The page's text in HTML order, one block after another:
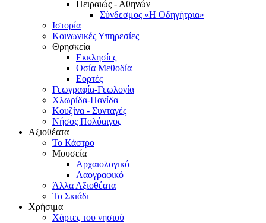
Πειραιώς - Αθηνών
Σύνδεσμος «Η Οδηγήτρια»
Ιστορία
Κοινωνικές Υπηρεσίες
Θρησκεία
Εκκλησίες
Οσία Μεθοδία
Εορτές
Γεωγραφία-Γεωλογία
Χλωρίδα-Πανίδα
Κουζίνα - Συνταγές
Νήσος Πολύαιγος
Αξιοθέατα
Το Κάστρο
Μουσεία
Αρχαιολογικό
Λαογραφικό
Άλλα Αξιοθέατα
Το Σκιάδι
Χρήσιμα
Χάρτες του νησιού